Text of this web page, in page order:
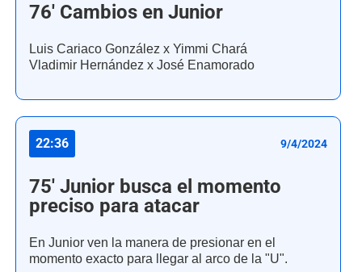
76' Cambios en Junior
Luis Cariaco González x Yimmi Chará
Vladimir Hernández x José Enamorado
22:36 9/4/2024
75' Junior busca el momento
preciso para atacar
En Junior ven la manera de presionar en el
momento exacto para llegar al arco de la "U".